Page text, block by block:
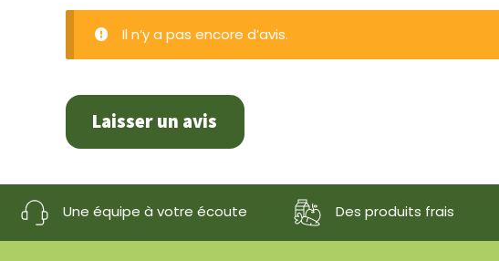
Il n’y a pas encore d’avis.
Laisser un avis
Une équipe à votre écoute Des produits frais